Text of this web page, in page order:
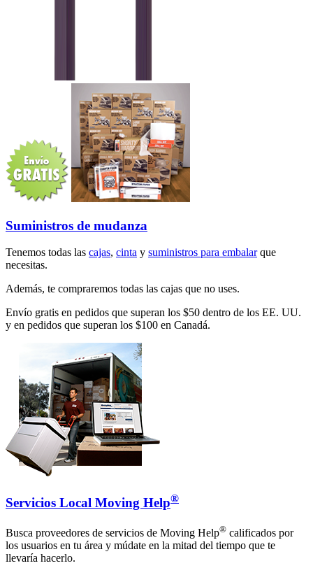
Suministros de mudanza
Tenemos todas las cajas, cinta y suministros para embalarque
necesitas.
Además, te compraremos todas las cajas que no uses.
Envío gratis en pedidos que superan los $50 dentro de los EE. UU.
y en pedidos que superan los $100 en Canadá.
Servicios Local Moving Help®
Busca proveedores de servicios de Moving Help® calificados por
los usuarios en tu área y múdate en la mitad del tiempo que te
llevaría hacerlo.